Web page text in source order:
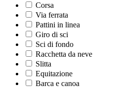
Corsa
Via ferrata
Pattini in linea
Giro di sci
Sci di fondo
Racchetta da neve
Slitta
Equitazione
Barca e canoa